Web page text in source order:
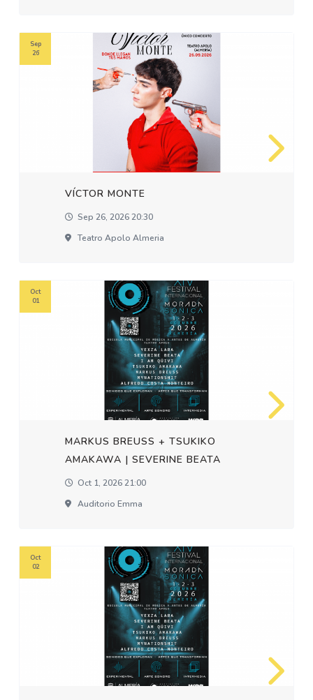
VÍCTOR MONTE
Sep 26, 2026 20:30
Teatro Apolo Almeria
Sep
26
MARKUS BREUSS + TSUKIKO
AMAKAWA | SEVERINE BEATA
Oct 1, 2026 21:00
Auditorio Emma
Oct
01
Oct
02